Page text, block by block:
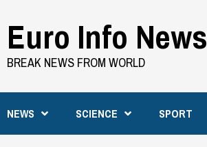
to
content
Euro Info News
BREAK NEWS FROM WORLD
NEWS SCIENCE SPORT